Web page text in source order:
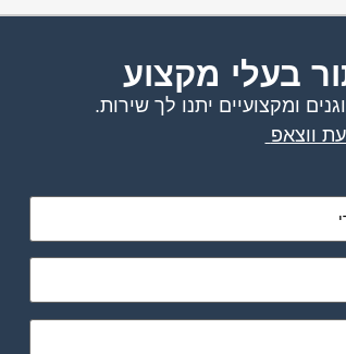
בעלי מקצוע
ומקצועיים יתנו לך שירות.
ווצאפ